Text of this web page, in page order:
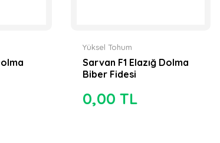
Yüksel Tohum
Sarvan F1 Elazığ Dolma
Biber Fidesi
0,00 TL